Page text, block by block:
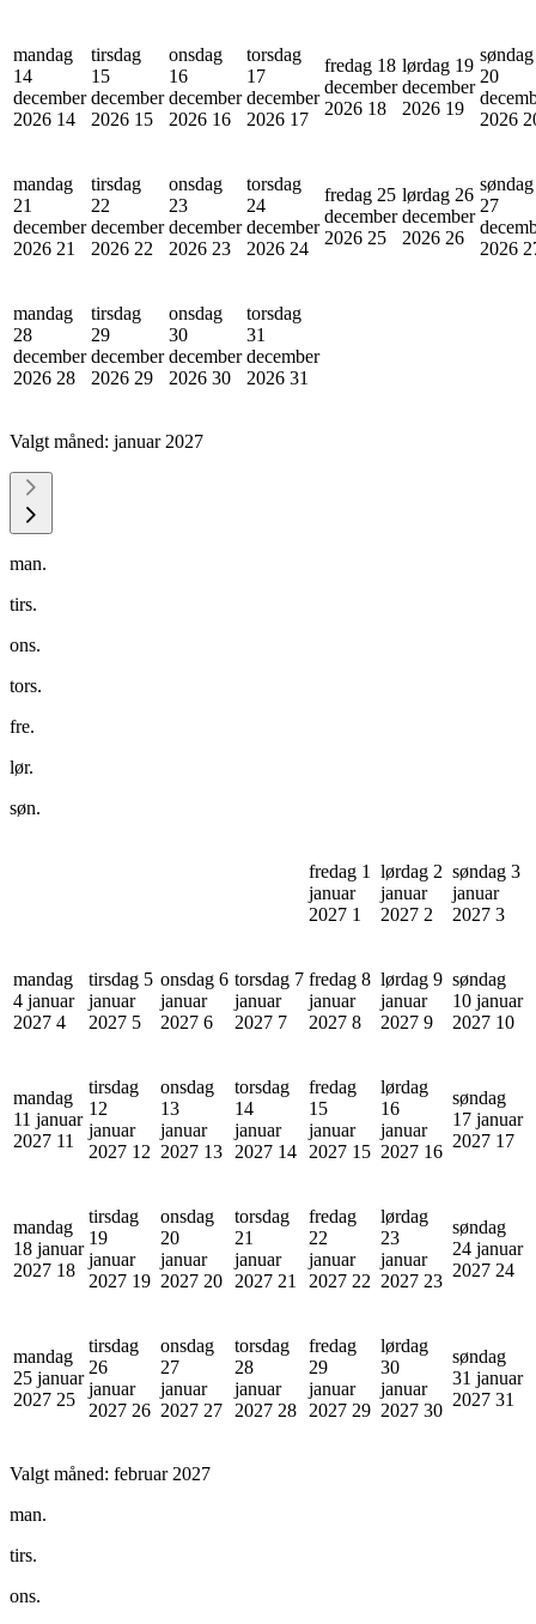
mandag
14
december
2026 14
tirsdag
15
december
2026 15
onsdag
16
december
2026 16
torsdag
17
december
2026 17
fredag 18
december
2026 18
lørdag 19
december
2026 19
søndag
20
2026
mandag
21
december
2026 21
tirsdag
22
december
2026 22
onsdag
23
december
2026 23
torsdag
24
december
2026 24
fredag 25
december
2026 25
lørdag 26
december
2026 26
søndag
27
2026
mandag
28
december
2026 28
tirsdag
29
december
2026 29
onsdag
30
december
2026 30
torsdag
31
december
2026 31
Valgt måned: januar 2027
man.
tirs.
ons.
tors.
fre.
lør.
søn.
fredag 1
januar
2027 1
lørdag 2
januar
2027 2
søndag 3
januar
2027 3
mandag
4 januar
2027 4
tirsdag 5
januar
2027 5
onsdag 6
januar
2027 6
torsdag 7
januar
2027 7
fredag 8
januar
2027 8
lørdag 9
januar
2027 9
søndag
10 januar
2027 10
mandag
11 januar
2027 11
tirsdag
12
januar
2027 12
onsdag
13
januar
2027 13
torsdag
14
januar
2027 14
fredag
15
januar
2027 15
lørdag
16
januar
2027 16
søndag
17 januar
2027 17
mandag
18 januar
2027 18
tirsdag
19
januar
2027 19
onsdag
20
januar
2027 20
torsdag
21
januar
2027 21
fredag
22
januar
2027 22
lørdag
23
januar
2027 23
søndag
24 januar
2027 24
mandag
25 januar
2027 25
tirsdag
26
januar
2027 26
onsdag
27
januar
2027 27
torsdag
28
januar
2027 28
fredag
29
januar
2027 29
lørdag
30
januar
2027 30
søndag
31 januar
2027 31
Valgt måned: februar 2027
man.
tirs.
ons.